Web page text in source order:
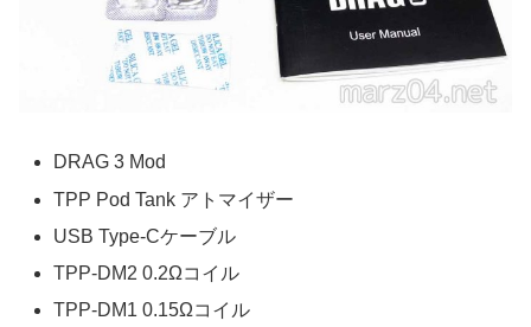
DRAG 3 Mod
TPP Pod Tank アトマイザー
USB Type-Cケーブル
TPP-DM2 0.2Ωコイル
TPP-DM1 0.15Ωコイル